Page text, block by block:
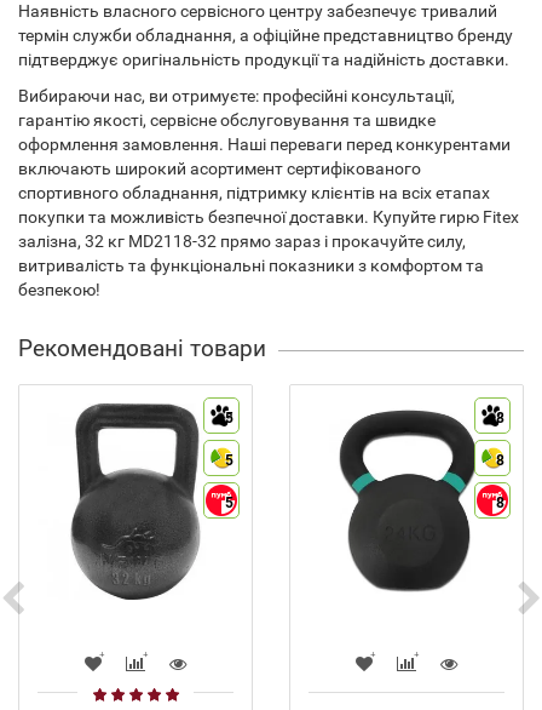
Наявність власного сервісного центру забезпечує тривалий
термін служби обладнання, а офіційне представництво бренду
підтверджує оригінальність продукції та надійність доставки.
Вибираючи нас, ви отримуєте: професійні консультації,
гарантію якості, сервісне обслуговування та швидке
оформлення замовлення. Наші переваги перед конкурентами
включають широкий асортимент сертифікованого
спортивного обладнання, підтримку клієнтів на всіх етапах
покупки та можливість безпечної доставки. Купуйте гирю Fitex
залізна, 32 кг MD2118-32 прямо зараз і прокачуйте силу,
витривалість та функціональні показники з комфортом та
безпекою!
Рекомендовані товари
5
5
5
8
8
8